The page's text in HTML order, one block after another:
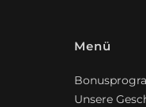
Menü
Unsere